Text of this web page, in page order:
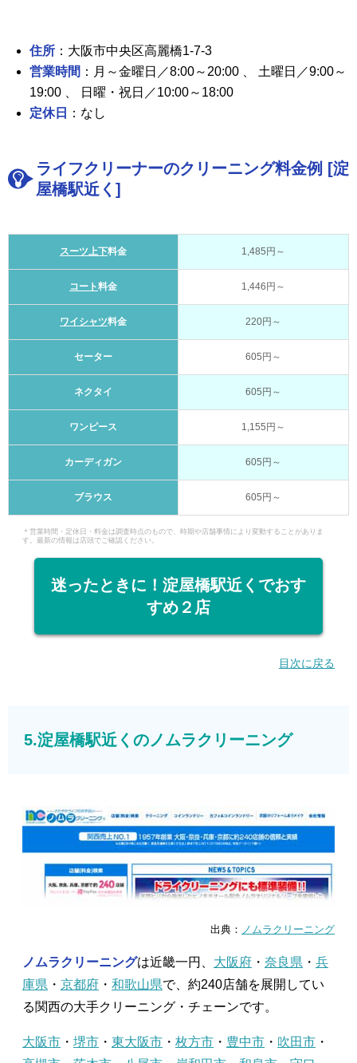
住所 ：大阪市中央区高麗橋1-7-3
営業時間 ：月～金曜日／8:00～20:00 、 土曜日／9:00～
19:00 、 日曜・祝日／10:00～18:00
定休日
：なし
ライフクリーナーのクリーニング料金例 [淀
屋橋駅近く]
スーツ上下料金 1,485円～
コート料金 1,446円～
ワイシャツ料金 220円～
セーター 605円～
ネクタイ 605円～
ワンピース 1,155円～
カーディガン 605円～
ブラウス 605円～
＊営業時間・定休日・料金は調査時点のもので、時期や店舗事情により変動することがありま
す。最新の情報は店頭でご確認ください。
迷ったときに！淀屋橋駅近くでおす
すめ２店
目次に戻る
5.淀屋橋駅近くのノムラクリーニング
出典： ノムラクリーニング
ノムラクリーニングは近畿一円、 大阪府 ・ 奈良県 ・ 兵
庫県 ・ 京都府 ・ 和歌山県で、約240店舗を展開してい
る関西の大手クリーニング・チェーンです。
大阪市 ・ 堺市 ・ 東大阪市 ・ 枚方市 ・ 豊中市 ・ 吹田市 ・